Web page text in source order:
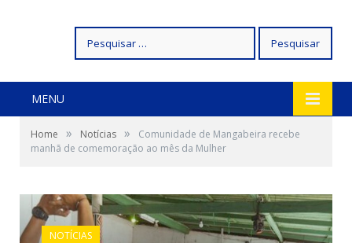
por:
MENU
Home » Notícias »
Comunidade de Mangabeira recebe
manhã de comemoração ao mês da Mulher
NOTÍCIAS